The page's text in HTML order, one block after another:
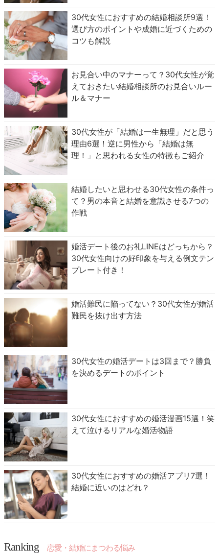
30代女性におすすめの結婚相談所9選！
選び方のポイントや成婚に近づくための
コツも解説
お見合い中のマナーって？30代女性が覚
えておきたい結婚相談所のお見合いルー
ル＆マナー
30代女性が「結婚は一生無理」だと思う
理由6選！逆に男性から「結婚は無
理！」と思われる女性の特徴もご紹介
結婚したいと思わせる30代女性の条件っ
て？男の本音と結婚を意識させる7つの
作戦
婚活デート後のお礼LINEはどっちから？
30代女性向けの好印象を与える例文テン
プレート付き！
婚活難民に陥ってない？30代女性が婚活
難民を抜け出す方法
30代女性の婚活デートは3回まで？勝負
を決めるデートのポイント
30代女性におすすめの婚活漫画15選！笑
えて泣けるリアルな婚活物語
30代女性におすすめの婚活アプリ7選！
結婚に近いのはどれ？
Ranking 恋愛・結婚にまつわる悩み